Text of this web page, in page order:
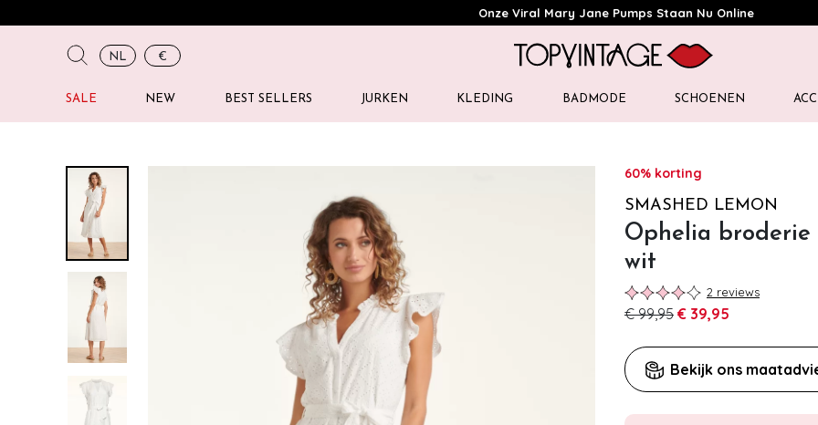
Onze Viral Mary Jane Pumps Staan Nu Online
NL €
SALE NEW BEST SELLERS JURKEN KLEDING BADMODE SCHOENEN
60% korting
SMASHED LEMON
Ophelia
wit
2 reviews
€ 99,95 € 39,95
Bekijk ons